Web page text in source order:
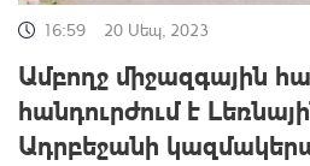
16:59 20 Սեպ, 2023
Ամբողջ միջազգային
հանդուրժում է
Ադրբեջանի